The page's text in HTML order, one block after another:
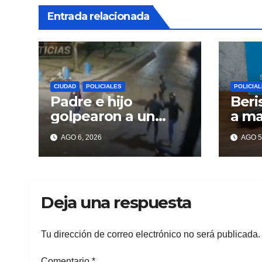
Entrada relacionada
CIUDAD POLICIALES
Padre e hijo
golpearon a un
delincuente para
recuperar un
celular robado en
AGO 6, 2026
a
AGO
Deja una respuesta
Tu dirección de correo electrónico no será publicada.